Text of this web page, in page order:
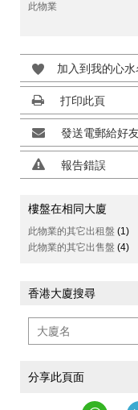
此物業
加入到我的心
打印此頁
發送電郵給好
報告錯誤
樓盤在相同大廈
此物業的其它出租盤 (1)
此物業的其它出售盤 (4)
香港大廈搜尋
分享此頁面